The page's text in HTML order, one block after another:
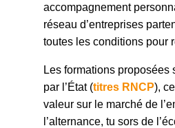
accompagnement
réseau d’entreprises
toutes les conditions pour
Les formations proposées
par l’État (titres RNCP),
valeur sur le marché de
l’alternance, tu sors de